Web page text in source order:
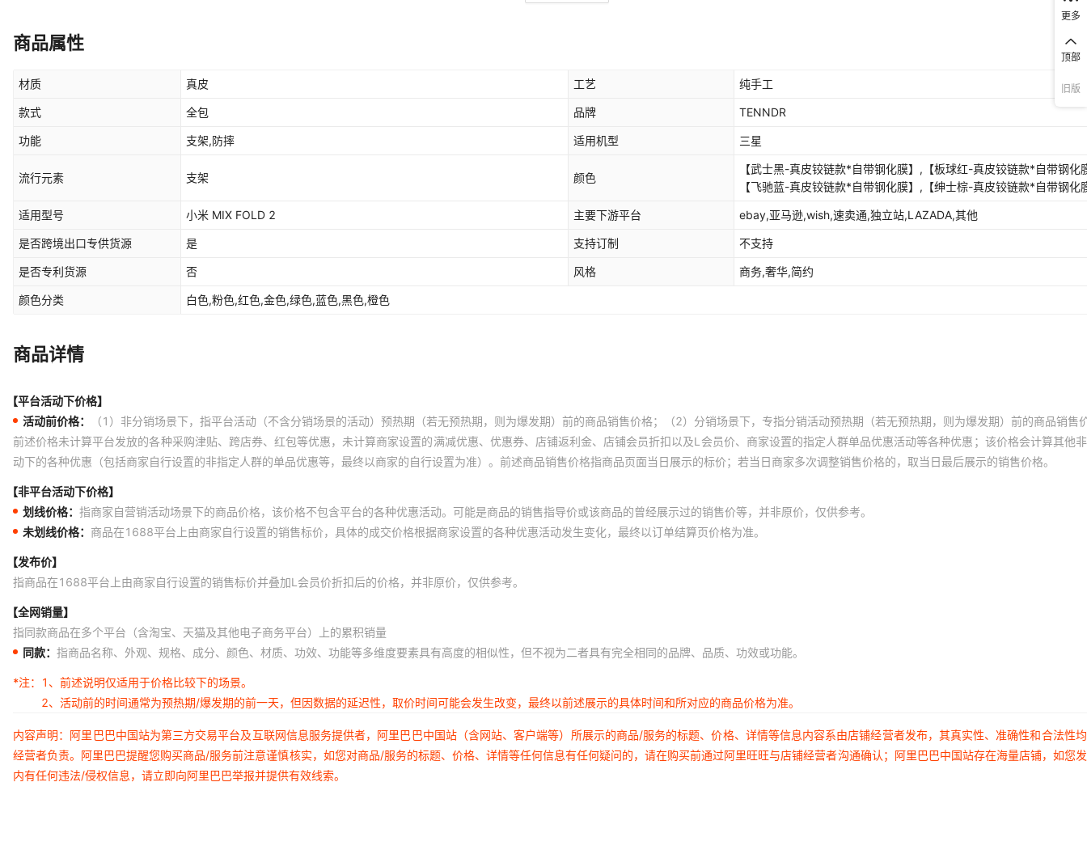
商品属性
材质 真皮 工艺 纯手工
款式 全包 品牌 TENNDR
功能 支架,防摔 适用机型 三星
流行元素 支架 颜色
【武士黑-真皮铰链款*自带钢化膜】,【板球红-真皮铰链款*自带钢化
【飞驰蓝-真皮铰链款*自带钢化膜】,【绅士棕-真皮铰链款*自带钢化
【猛男粉-真皮铰链款*自带钢化膜】,【艾玛橙-真皮铰链款*自带钢化
【沙漠驼-真皮铰链款*自带钢化膜】,【武士黑-真皮铰链款*自带防窥
【绅士棕-真皮铰链款*自带防窥膜】,【荧光绿-真皮铰链款*自带防窥
适用型号 小米 MIX FOLD 2 主要下游平台 ebay,亚马逊,wish,速卖通,独立站,LAZADA,其他
是否跨境出口专供货源 是 支持订制 不支持
是否专利货源 否 风格 商务,奢华,简约
颜色分类 白色,粉色,红色,金色,绿色,蓝色,黑色,橙色
商品详情
【平台活动下价格】
活动前价格：
（1）非分销场景下，指平台活动（不含分销场景的活动）预热期（若无预热期，则为爆发期）前的商品销售价格；（2）分销场景下，专指分销活动预热期（若无预热期，则为爆发期）前的商品销售
前述价格未计算平台发放的各种采购津贴、跨店券、红包等优惠，未计算商家设置的满减优惠、优惠券、店铺返利金、店铺会员折扣以及L会员价、商家设置的指定人群单品优惠活动等各种优惠；该价格会计算其他
动下的各种优惠（包括商家自行设置的非指定人群的单品优惠等，最终以商家的自行设置为准）。前述商品销售价格指商品页面当日展示的标价；若当日商家多次调整销售价格的，取当日最后展示的销售价格。
【非平台活动下价格】
划线价格： 指商家自营销活动场景下的商品价格，该价格不包含平台的各种优惠活动。可能是商品的销售指导价或该商品的曾经展示过的销售价等，并非原价，仅供参考。
未划线价格： 商品在1688平台上由商家自行设置的销售标价，具体的成交价格根据商家设置的各种优惠活动发生变化，最终以订单结算页价格为准。
【发布价】
指商品在1688平台上由商家自行设置的销售标价并叠加L会员价折扣后的价格，并非原价，仅供参考。
【全网销量】
指同款商品在多个平台（含淘宝、天猫及其他电子商务平台）上的累积销量
同款： 指商品名称、外观、规格、成分、颜色、材质、功效、功能等多维度要素具有高度的相似性，但不视为二者具有完全相同的品牌、品质、功效或功能。
*注：
1、前述说明仅适用于价格比较下的场景。
2、活动前的时间通常为预热期/爆发期的前一天，但因数据的延迟性，取价时间可能会发生改变，最终以前述展示的具体时间和所对应的商品价格为准。
内容声明：阿里巴巴中国站为第三方交易平台及互联网信息服务提供者，阿里巴巴中国站（含网站、客户端等）所展示的商品/服务的标题、价格、详情等信息内容系由店铺经营者发布，其真实性、准确性和合法性
经营者负责。阿里巴巴提醒您购买商品/服务前注意谨慎核实，如您对商品/服务的标题、价格、详情等任何信息有任何疑问的，请在购买前通过阿里旺旺与店铺经营者沟通确认；阿里巴巴中国站存在海量店铺，如您
内有任何违法/侵权信息，请立即向阿里巴巴举报并提供有效线索。
更多
顶部
旧版